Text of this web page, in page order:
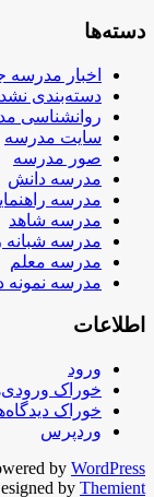
دسته‌ها
اخبار مدرسه
دسته‌بندی
روانشناسی
سایت مدرسه
صور مدرسه
مدرسه دانش
مدرسه
مدرسه شاهد
مدرسه شبانه
مدرسه معلم
مدرسه نمونه
اطلاعات
ورود
خوراک
خوراک
وردپرس
by WordPress
by Themient